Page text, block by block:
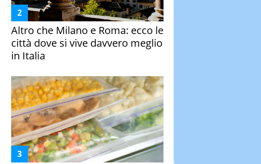
Altro che Milano e Roma: ecco le
città dove si vive davvero meglio
in Italia